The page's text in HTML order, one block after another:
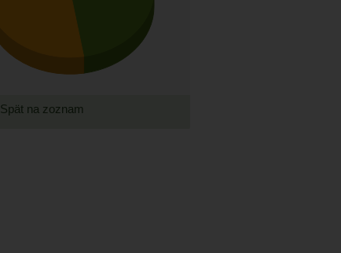
Spät na zoznam